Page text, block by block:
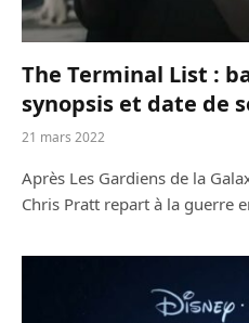
The Terminal List :
synopsis et date de
21 mars 2022
Après Les Gardiens de la
Chris Pratt repart à la guerre